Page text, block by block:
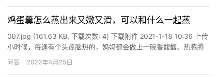
鸡蛋羹怎么蒸出来又嫩又滑，可以和什么一起蒸
007.jpg (161.63 KB, 下载次数: 4) 下载附件 2021-1-18 10:36 上传
小时候，每逢有个头疼脑热的，妈妈都会做上一碗香馥馥、热腾腾
的鸡蛋羹，口感滑嫩、进口即化，真是甘旨啊！当时就想，妈妈做
的鸡蛋羹能够与国宴相媲美，那是世界上最好喝的，所以有时馋
问答 2022年4月25日